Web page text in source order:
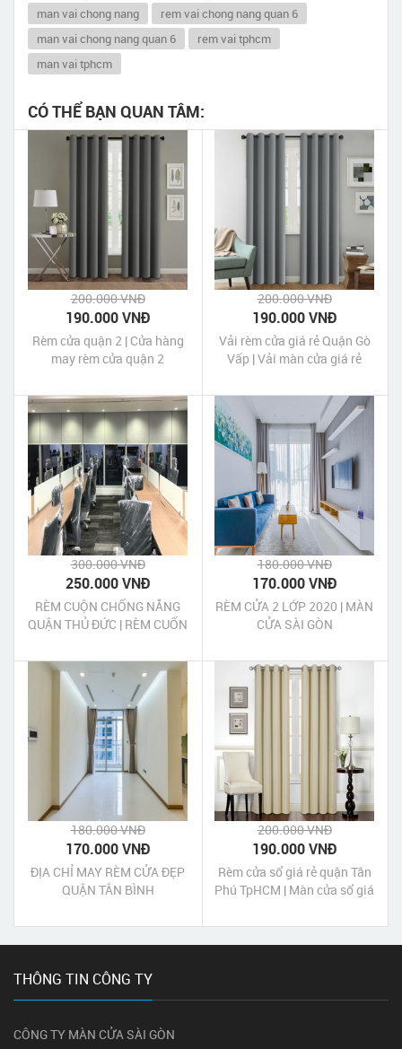
man vai chong nang
rem vai chong nang quan 6
man vai chong nang quan 6
rem vai tphcm
man vai tphcm
CÓ THỂ BẠN QUAN TÂM:
200.000 VNĐ
190.000 VNĐ
Rèm cửa quận 2 | Cửa hàng
may rèm cửa quận 2
200.000 VNĐ
190.000 VNĐ
Vải rèm cửa giá rẻ Quận Gò
Vấp | Vải màn cửa giá rẻ
300.000 VNĐ
250.000 VNĐ
RÈM CUỘN CHỐNG NẮNG
QUẬN THỦ ĐỨC | RÈM CUỐN
ĐỨC
180.000 VNĐ
170.000 VNĐ
RÈM CỬA 2 LỚP 2020 | MÀN
CỬA SÀI GÒN
180.000 VNĐ
170.000 VNĐ
ĐỊA CHỈ MAY RÈM CỬA ĐẸP
QUẬN TÂN BÌNH
200.000 VNĐ
190.000 VNĐ
Rèm cửa sổ giá rẻ quận Tân
Phú TpHCM | Màn cửa sổ giá
THÔNG TIN CÔNG TY
CÔNG TY MÀN CỬA SÀI GÒN